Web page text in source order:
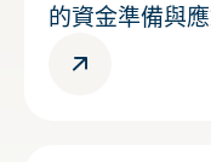
的資金準備與